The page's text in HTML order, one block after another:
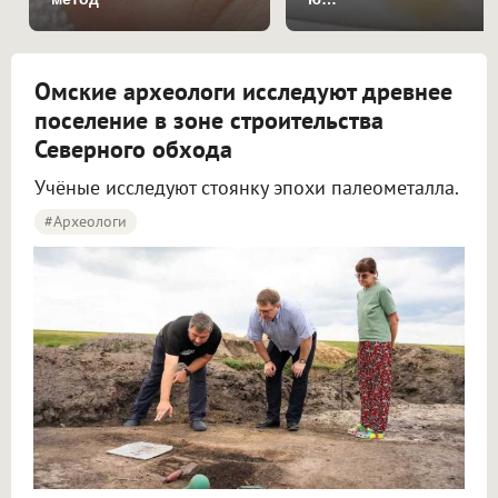
Омские археологи исследуют древнее
поселение в зоне строительства
Северного обхода
Учёные исследуют стоянку эпохи палеометалла.
#археологи